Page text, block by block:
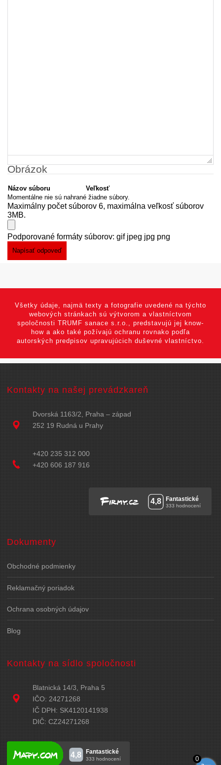
Obrázok
Názov súboru
Veľkosť
Momentálne nie sú nahrané žiadne súbory.
Maximálny počet súborov 6, maximálna veľkosť súborov
3MB.
Podporované formáty súborov: gif jpeg jpg png
Všetky údaje, najmä texty a fotografie uvedené na týchto
webových stránkach sú výtvorom a vlastníctvom
spoločnosti TRUMF sanace s.r.o., predstavujú jej know-
how a ako také požívajú ochranu rovnako podľa
autorských predpisov upravujúcich duševné vlastníctvo.
Kontakty na našej prevádzkareň
Dvorská 1163/2, Praha – západ
252 19 Rudná u Prahy
+420 235 312 000
+420 606 187 916
Dokumenty
Obchodné podmienky
Reklamačný poriadok
Ochrana osobných údajov
Blog
Kontakty na sídlo spoločnosti
Blatnická 14/3, Praha 5
IČO: 24271268
IČ DPH: SK4120141938
DIČ: CZ24271268
0